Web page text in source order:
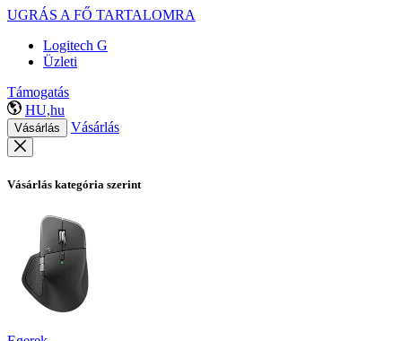
UGRÁS A FŐ TARTALOMRA
Logitech G
Üzleti
Támogatás
HU,hu
Vásárlás Vásárlás
Vásárlás kategória szerint